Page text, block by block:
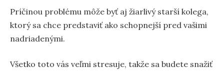
Príčinou problému môže byť aj žiarlivý starší kolega,
ktorý sa chce predstaviť ako schopnejší pred vašimi
nadriadenými.
Všetko toto vás veľmi stresuje, takže sa budete snažiť